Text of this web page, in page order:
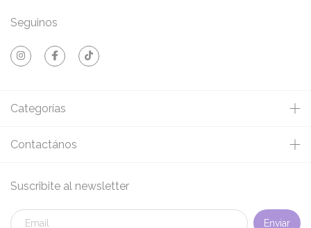
Seguinos
Categorías
Contactános
Suscribite al newsletter